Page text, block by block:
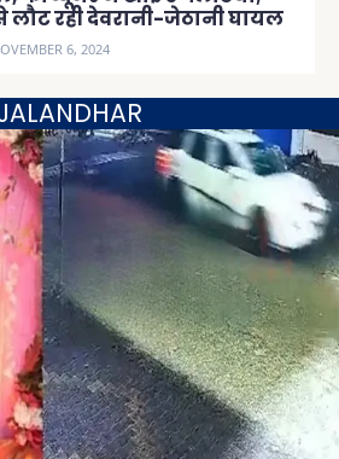
से लौट रही देवरानी-जेठानी घायल
6, 2024